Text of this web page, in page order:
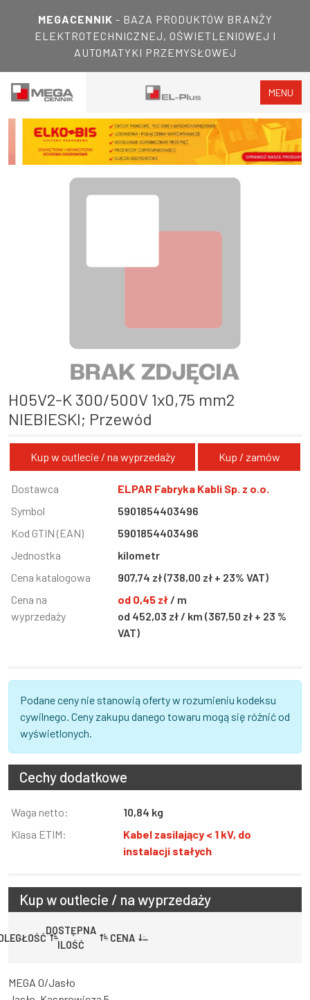
MEGACENNIK - BAZA PRODUKTÓW BRANŻY
ELEKTROTECHNICZNEJ, OŚWIETLENIOWEJ I
AUTOMATYKI PRZEMYSŁOWEJ
MENU
H05V2-K 300/500V 1x0,75 mm2
NIEBIESKI; Przewód
Kup w outlecie / na wyprzedaży Kup / zamów
Informacja
Wartość
Dostawca
ELPAR Fabryka Kabli Sp. z o.o.
Symbol
5901854403496
Kod GTIN (EAN)
5901854403496
Jednostka
kilometr
Cena katalogowa
907,74 zł (738,00 zł + 23% VAT)
Cena na
wyprzedaży
od 0,45 zł / m
od 452,03 zł / km (367,50 zł + 23 %
VAT)
Podane ceny nie stanowią oferty w rozumieniu kodeksu
cywilnego. Ceny zakupu danego towaru mogą się różnić od
wyświetlonych.
Cechy dodatkowe
Informacja
Wartość
Waga netto:
10,84 kg
Klasa ETIM:
Kabel zasilający < 1 kV, do
instalacji stałych
Kup w outlecie / na wyprzedaży
DOSTĘPNA
ILOŚĆ
CENA
MEGA O/Jasło